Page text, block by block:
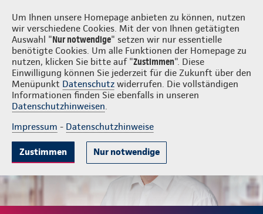
Um Ihnen unsere Homepage anbieten zu können, nutzen
wir verschiedene Cookies. Mit der von Ihnen getätigten
Auswahl "Nur notwendige" setzen wir nur essentielle
benötigte Cookies. Um alle Funktionen der Homepage zu
nutzen, klicken Sie bitte auf "Zustimmen". Diese
Einwilligung können Sie jederzeit für die Zukunft über den
Menüpunkt Datenschutz widerrufen. Die vollständigen
Informationen finden Sie ebenfalls in unseren
Datenschutzhinweisen.
Impressum - Datenschutzhinweise
Zustimmen Nur notwendige
Nils Höffler Login
Gute Gründe Tarife & Leistungen Wissenwertes Beratung &